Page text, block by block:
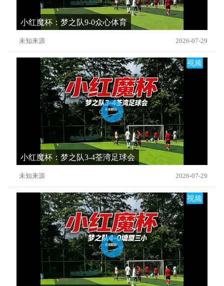
小红魔杯：梦之队9-0众心体育
未知来源 2026-07-29
视频
小红魔杯：梦之队3-4荃湾足球会
未知来源 2026-07-29
视频